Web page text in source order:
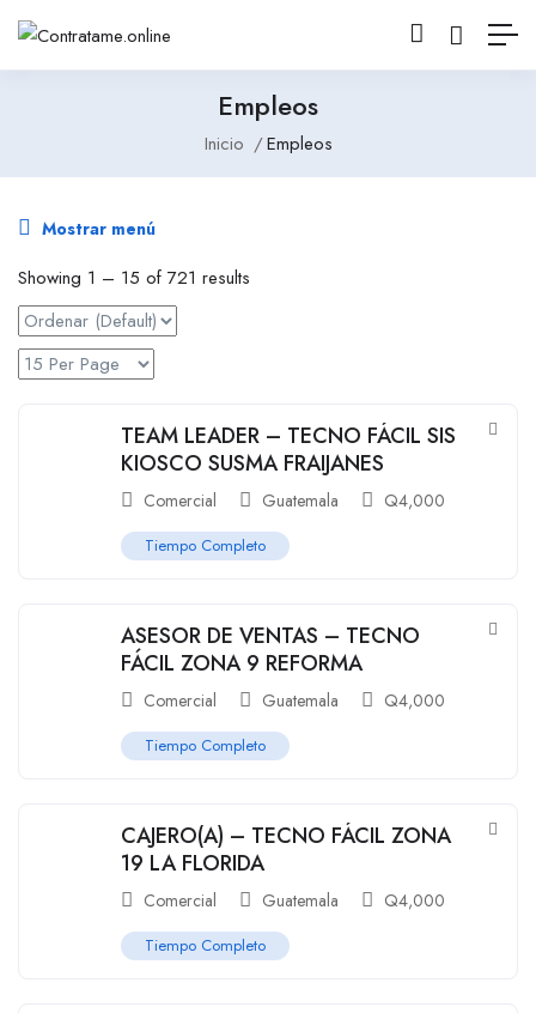
Empleos
Inicio Empleos
Mostrar menú
Showing 1 – 15 of 721 results
TEAM LEADER – TECNO FÁCIL SIS
KIOSCO SUSMA FRAIJANES
Comercial Guatemala Q4,000
Tiempo Completo
ASESOR DE VENTAS – TECNO
FÁCIL ZONA 9 REFORMA
Comercial Guatemala Q4,000
Tiempo Completo
CAJERO(A) – TECNO FÁCIL ZONA
19 LA FLORIDA
Comercial Guatemala Q4,000
Tiempo Completo